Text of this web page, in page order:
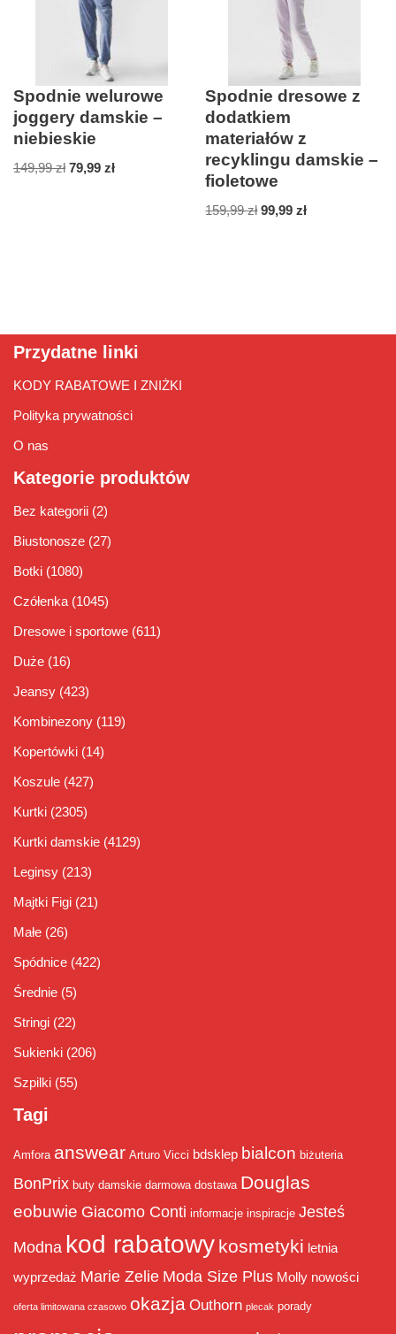
Spodnie welurowe
joggery damskie –
niebieskie
149,99zł 79,99 zł
Spodnie dresowe z
dodatkiem
materiałów z
recyklingu damskie –
fioletowe
159,99zł 99,99zł
Przydatne linki
KODY RABATOWE I ZNIŻKI
Polityka prywatności
O nas
Kategorie produktów
Bez kategorii (2)
Biustonosze (27)
Botki (1080)
Czółenka (1045)
Dresowe i sportowe (611)
Duże (16)
Jeansy (423)
Kombinezony (119)
Kopertówki (14)
Koszule (427)
Kurtki (2305)
Kurtki damskie (4129)
Leginsy (213)
Majtki Figi (21)
Małe (26)
Spódnice (422)
Średnie (5)
Stringi (22)
Sukienki (206)
Szpilki (55)
Tagi
Amfora answear Arturo Vicci bdsklep bialcon biżuteria
BonPrix buty damskie darmowa dostawa Douglas
eobuwie Giacomo Conti informacje inspiracje Jesteś
Modna kod rabatowy kosmetyki letnia
wyprzedaż Marie Zelie Moda Size Plus Molly nowości
oferta limitowana czasowo okazja Outhorn plecak porady